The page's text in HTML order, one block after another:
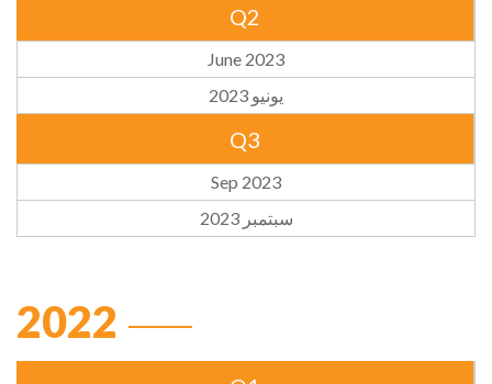
Q2
June 2023
يونيو 2023
Q3
Sep 2023
سبتمبر 2023
2022